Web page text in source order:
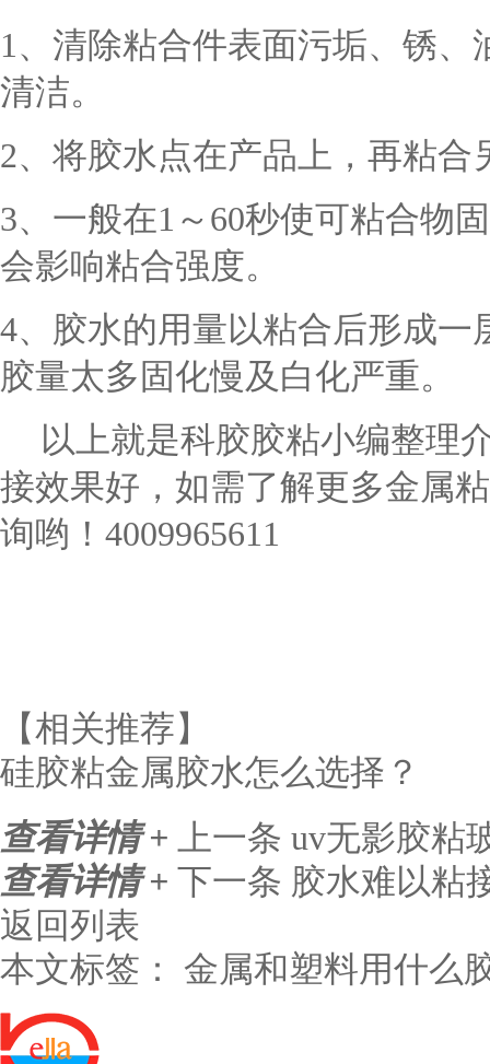
1、清除粘合件表面污垢、锈
清洁。
2、将胶水点在产品上，再粘合
3、一般在1～60秒使可粘合物
会影响粘合强度。
4、胶水的用量以粘合后形成
胶量太多固化慢及白化严重。
以上就是科胶胶粘小编整理
接效果好，如需了解更多金属
询哟！ 4009965611
【相关推荐】
硅胶粘金属胶水怎么选择？
查看详情 +
上一条 uv无影胶粘
查看详情 + 下一条 胶水难以粘
返回列表
本文标签： 金属和塑料用什么